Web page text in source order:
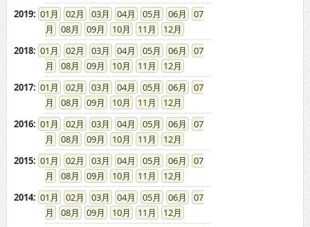
2019: 01 02 03 04 05 06
07
08
09 10 11
12
2018: 01 02 03 04 05 06
07
08
09 10 11
12
2017: 01 02 03 04 05 06
07
08
09 10 11
12
2016: 01 02 03 04 05 06
07
08
09 10 11
12
2015: 01 02 03 04 05 06
07
08
09 10 11
12
2014: 01 02 03 04 05 06
07
08
09 10 11
12